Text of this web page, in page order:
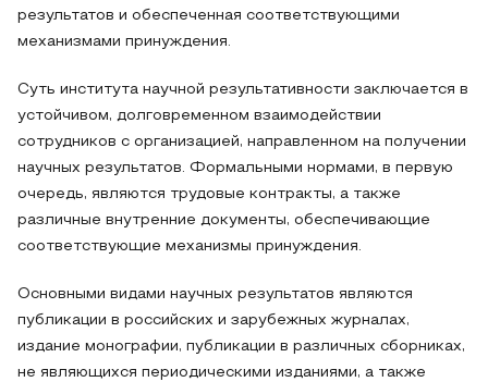
результатов и обеспеченная соответствующими
механизмами принуждения.
Суть института научной результативности заключается в
устойчивом, долговременном взаимодействии
сотрудников с организацией, направленном на получении
научных результатов. Формальными нормами, в первую
очередь, являются трудовые контракты, а также
различные внутренние документы, обеспечивающие
соответствующие механизмы принуждения.
Основными видами научных результатов являются
публикации в российских и зарубежных журналах,
издание монографии, публикации в различных сборниках,
не являющихся периодическими изданиями, а также